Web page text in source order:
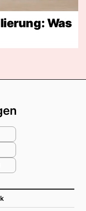
Was